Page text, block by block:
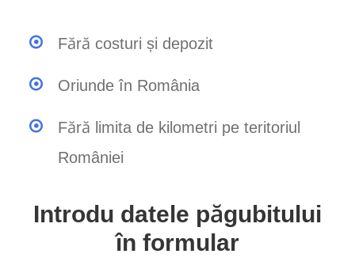
Fără costuri și depozit
Oriunde în România
Fără limita de kilometri pe teritoriul
României
Introdu datele păgubitului
în formular